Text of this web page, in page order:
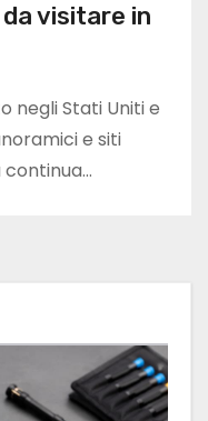
visitare in
negli Stati Uniti e
e siti